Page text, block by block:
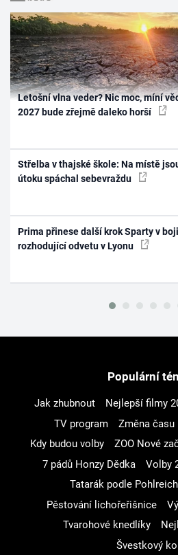
Letošní vlna veder? Nic moc, míní
2027 bude zřejmě daleko horší
Střelba v thajské škole: Na místě
útoku spáchal sebevraždu
Prima přinese další krok Sparty v
rozhodující odvetu v Lyonu
Populární
Jak zhubnout Nejlepší filmy
TV program
Změna času
Kdy budou volby
ZOO Nové
7 pádů Honzy Dědka
Volby
Tatarák podle
Pěstování lichořeřišnice
Tvarohové knedlíky
Švestkový